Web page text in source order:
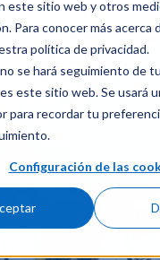
este sitio web y otros
Para conocer más acerca
política de privacidad.
se hará seguimiento de
este sitio web. Se usará
para recordar tu
Configuración de las